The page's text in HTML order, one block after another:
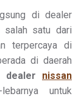
di dealer
salah satu dari
terpercaya di
di daerah
dealer nissan
untuk